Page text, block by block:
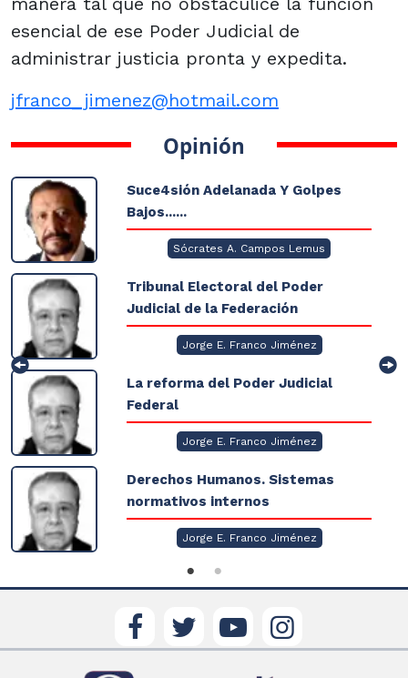
esencial de ese Poder Judicial de
administrar justicia pronta y expedita.
jfranco_jimenez@hotmail.com
Opinión
Suce4sión Adelanada Y Golpes
Bajos......
Sócrates A. Campos Lemus
Tribunal Electoral del Poder
Judicial de la Federación
Jorge E. Franco Jiménez
La reforma del Poder Judicial
Federal
Jorge E. Franco Jiménez
Derechos Humanos. Sistemas
normativos internos
Jorge E. Franco Jiménez